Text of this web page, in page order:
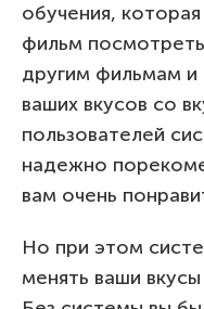
обучения,
фильм
другим фильмам и
ваших вкусов со
пользователей
надежно
вам очень
Но при этом
менять ваши